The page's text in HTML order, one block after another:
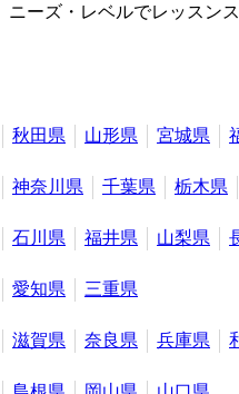
ニーズ・レベルでレッス
秋田県 山形県 宮城県
神奈川県 千葉県 栃木県
石川県 福井県 山梨県
愛知県 三重県
滋賀県 奈良県 兵庫県